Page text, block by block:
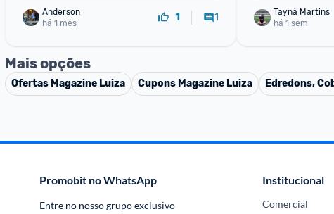
Anderson
há 1 mes
1 1
Tayná Martins
há 1 sem
Mais opções
Ofertas Magazine Luiza Cupons Magazine Luiza Edredons,
Promobit no WhatsApp
Entre no nosso grupo exclusivo
Institucional
Comercial